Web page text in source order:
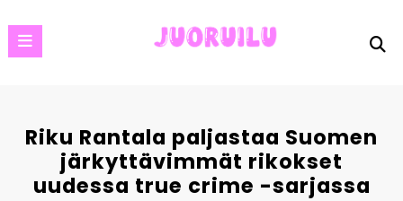
to
content
Riku Rantala paljastaa Suomen
järkyttävimmät rikokset
uudessa true crime -sarjassa